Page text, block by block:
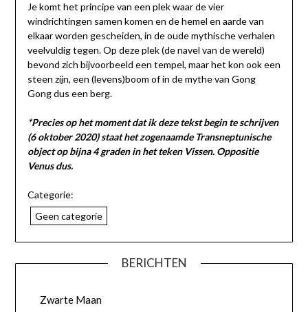
Je komt het principe van een plek waar de vier
windrichtingen samen komen en de hemel en aarde van
elkaar worden gescheiden, in de oude mythische verhalen
veelvuldig tegen. Op deze plek (de navel van de wereld)
bevond zich bijvoorbeeld een tempel, maar het kon ook een
steen zijn, een (levens)boom of in de mythe van Gong
Gong dus een berg.
*Precies op het moment dat ik deze tekst begin te schrijven
(6 oktober 2020) staat het zogenaamde Transneptunische
object op bijna 4 graden in het teken Vissen. Oppositie
Venus dus.
Categorie:
Geen categorie
BERICHTEN
Zwarte Maan